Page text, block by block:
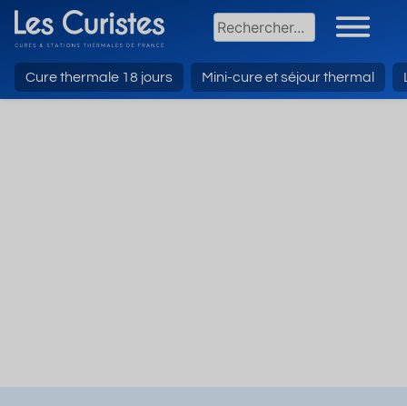
Cure thermale 18 jours Mini-cure et séjour thermal